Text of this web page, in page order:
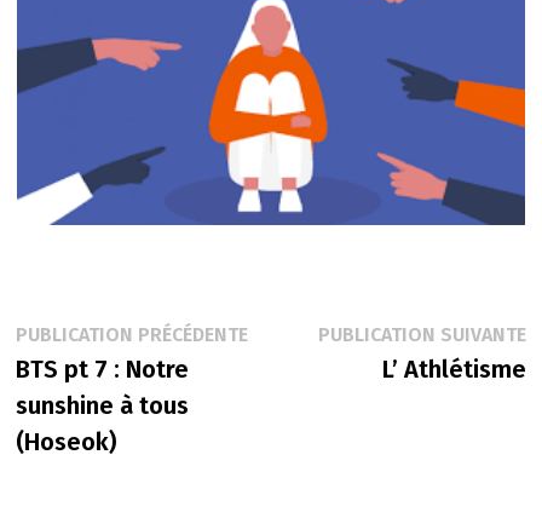
Navigation
de
l’article
PUBLICATION PRÉCÉDENTEPublication
BTS pt 7 : Notre
sunshine à tous
(Hoseok)
PUBLICATION SUIVANTE
L’ Athlétisme